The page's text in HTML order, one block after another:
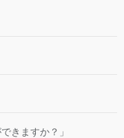
きますか？」